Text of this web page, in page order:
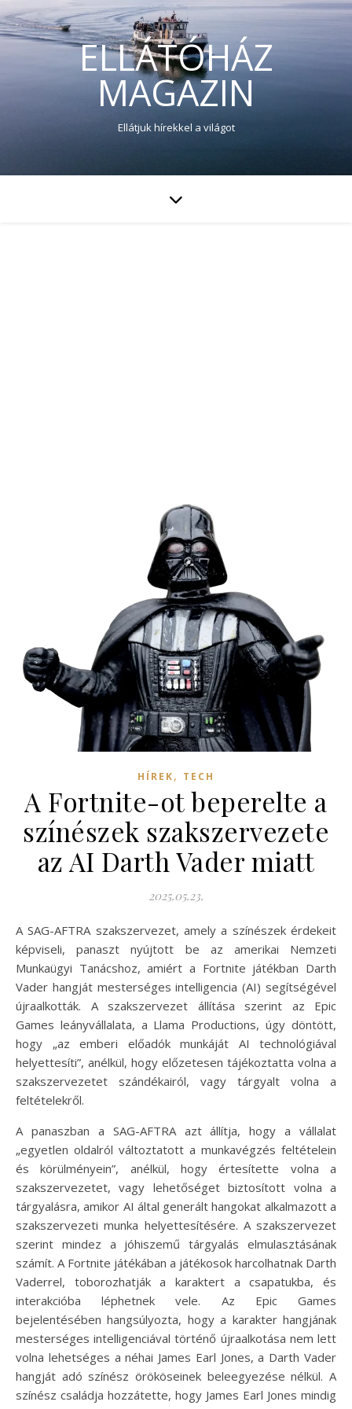
ELLÁTÓHÁZ
MAGAZIN
Ellátjuk hírekkel a világot
HÍREK, TECH
A Fortnite-ot beperelte a
színészek szakszervezete
az AI Darth Vader miatt
2025.05.23.
A SAG-AFTRA szakszervezet, amely a színészek érdekeit
képviseli, panaszt nyújtott be az amerikai Nemzeti
Munkaügyi Tanácshoz, amiért a Fortnite játékban Darth
Vader hangját mesterséges intelligencia (AI) segítségével
újraalkották. A szakszervezet állítása szerint az Epic
Games leányvállalata, a Llama Productions, úgy döntött,
hogy „az emberi előadók munkáját AI technológiával
helyettesíti”, anélkül, hogy előzetesen tájékoztatta volna a
szakszervezetet szándékairól, vagy tárgyalt volna a
feltételekről.
A panaszban a SAG-AFTRA azt állítja, hogy a vállalat
„egyetlen oldalról változtatott a munkavégzés feltételein
és körülményein”, anélkül, hogy értesítette volna a
szakszervezetet, vagy lehetőséget biztosított volna a
tárgyalásra, amikor AI által generált hangokat alkalmazott a
szakszervezeti munka helyettesítésére. A szakszervezet
szerint mindez a jóhiszemű tárgyalás elmulasztásának
számít. A Fortnite játékában a játékosok harcolhatnak Darth
Vaderrel, toborozhatják a karaktert a csapatukba, és
interakcióba léphetnek vele. Az Epic Games
bejelentésében hangsúlyozta, hogy a karakter hangjának
mesterséges intelligenciával történő újraalkotása nem lett
volna lehetséges a néhai James Earl Jones, a Darth Vader
hangját adó színész örököseinek beleegyezése nélkül. A
színész családja hozzátette, hogy James Earl Jones mindig